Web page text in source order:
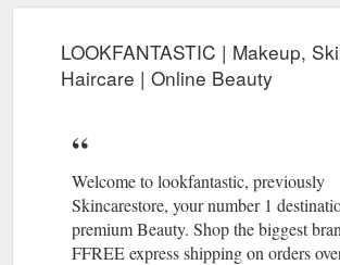
LOOKFANTASTIC | Makeup,
Haircare | Online Beauty
Welcome to lookfantastic, previously
Skincarestore, your number 1
premium Beauty. Shop the biggest
FFREE express shipping on orders